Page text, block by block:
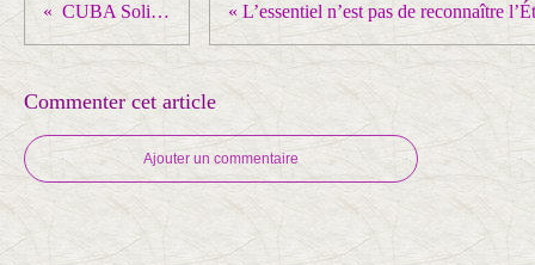
CUBA Solidarité
Commenter cet article
Ajouter un commentaire